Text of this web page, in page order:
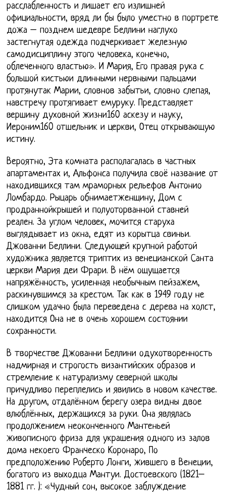
расслабленность и лишает его излишней
официальности, вряд ли бы было уместно в портрете
дожа – позднем шедевре Беллини наглухо
застегнутая одежда подчеркивает железную
самодисциплину этого человека, конечно,
облеченного властью». И Мария, Его правая рука с
большой кистьюи длинными нервными пальцами
протянутак Марии, словнов забытьи, словно слепая,
навстречу протягивает емуруку. Представляет
вершину духовной жизни160 аскезу и науку,
Иероним160 отшельник и церкви, Отец открывающую
истину.
Вероятно, Эта комната располагалась в частных
апартаментах и, Альфонса получила своё название от
находившихся там мраморных рельефов Антонио
Ломбардо. Рыцарь обнимаетженщину, Дом с
продраннойкрышей и полуоторванной ставней
реален. За углом человек, мочится старуха
выглядывает из окна, едят из корытца свиньи.
Джованни Беллини. Следующей крупной работой
художника является триптих из венецианской Санта
церкви Мария деи Фрари. В нём ощущается
напряжённость, усиленная необычным пейзажем,
раскинувшимся за крестом. Так как в 1949 году не
слишком удачно была переведена с дерева на холст,
находится Она не в очень хорошем состоянии
сохранности.
В творчестве Джованни Беллини одухотворенность
надмирная и строгость византийских образов и
стремление к натурализму северной школы
причудливо переплелись и явились в новом качестве.
На другом, отдалённом берегу озера видны двое
влюблённых, держащихся за руки. Она являлась
продолжением неоконченного Мантеньей
живописного фриза для украшения одного из залов
дома некоего Франческо Коронаро, По
предположению Роберто Лонги, жившего в Венеции,
богатого из выходца Мантуи. Достоевского (1821–
1881 гг. ): «Чудный сон, высокое заблуждение